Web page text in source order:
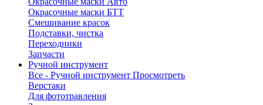
Окрасочные маски БТТ
Смешивание красок
Подставки, чистка
Переходники
Запчасти
Ручной инструмент
Все - Ручной инструмент Просмотреть
Верстаки
Для фототравления